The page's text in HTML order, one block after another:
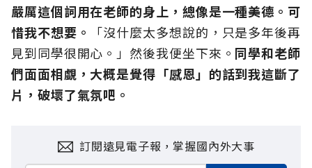
嚴厲這個詞用在老師的身上，總像是一種美德。 可
惜我不想要。
「沒什麼太多想說的，只是多年後再
見到同學很開心。」然後我便坐下來。 同學和老師
們面面相覷，大概是覺得「感恩」的話到我這斷了
片，破壞了氣氛吧。
訂閱遠見電子報，掌握國內外大事